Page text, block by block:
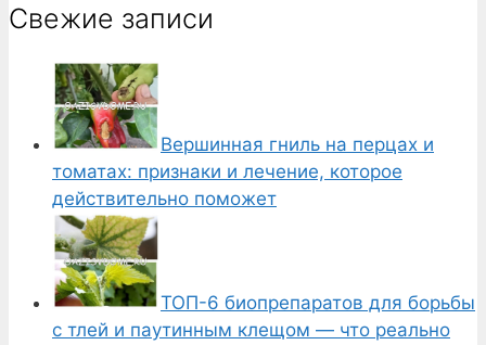
Свежие записи
Вершинная гниль на перцах и
томатах: признаки и лечение, которое
действительно поможет
ТОП-6 биопрепаратов для борьбы
с тлей и паутинным клещом — что реально